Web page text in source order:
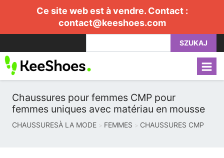
Ce site web est à vendre. Contact :
contact@keeshoes.com
SZUKAJ
Chaussures pour femmes CMP pour
femmes uniques avec matériau en mousse
CHAUSSURESÀ LA MODE FEMMES CHAUSSURES CMP